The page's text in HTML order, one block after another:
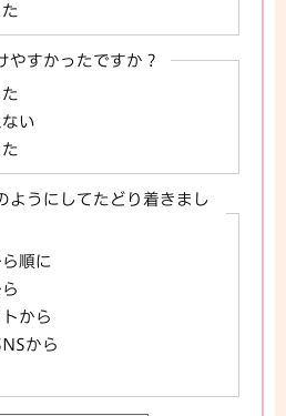
やすかったですか？
い
ようにしてたどり着きまし
順に
から
から